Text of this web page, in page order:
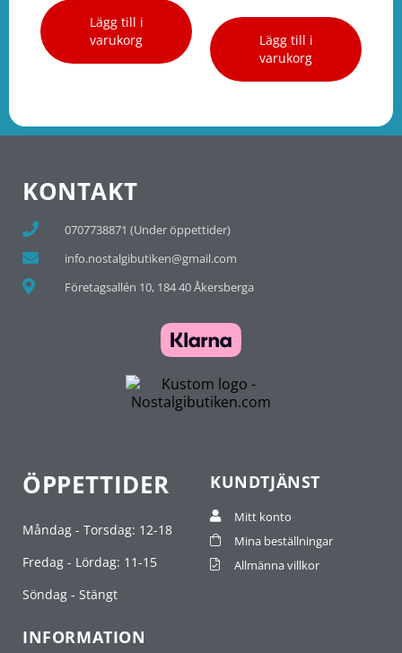
Lägg till i
varukorg
Lägg till i
varukorg
KONTAKT
0707738871 (Under öppettider)
info.nostalgibutiken@gmail.com
Företagsallén 10, 184 40 Åkersberga
ÖPPETTIDER
Måndag - Torsdag: 12-18
Fredag - Lördag: 11-15
Söndag - Stängt
KUNDTJÄNST
Mitt konto
Mina beställningar
Allmänna villkor
INFORMATION